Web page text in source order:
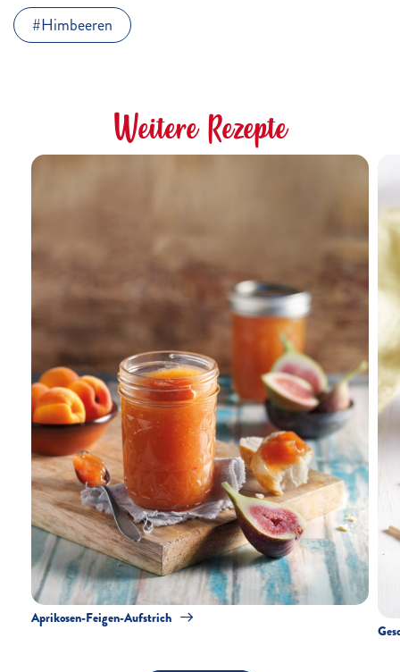
Himbeeren
Weitere Rezepte
Aprikosen-Feigen-Aufstrich